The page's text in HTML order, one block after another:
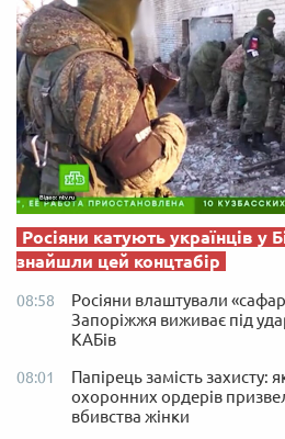
Росіяни катують українців у
знайшли цей концтабір
08:58
Росіяни влаштували
Запоріжжя виживає під
КАБів
08:01
Папірець замість захисту:
охоронних ордерів
вбивства жінки